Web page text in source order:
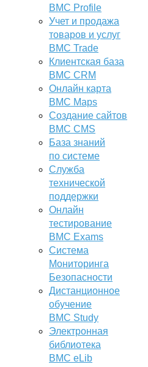
BMC Profile
Учет и продажа
товаров и услуг
BMC Trade
Клиентская база
BMC CRM
Онлайн карта
BMC Maps
Создание сайтов
BMC CMS
База знаний
по системе
Служба
технической
поддержки
Онлайн
тестирование
BMC Exams
Система
Мониторинга
Безопасности
Дистанционное
обучение
BMC Study
Электронная
библиотека
BMC eLib